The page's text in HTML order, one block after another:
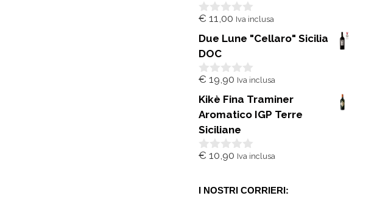
0
u
5
€ 11,00 Iva inclusa
Due Lune "Cellaro" Sicilia
DOC
0
u
5
€ 19,90 Iva inclusa
Kikè Fina Traminer
Aromatico IGP Terre
Siciliane
0
5
€ 10,90 Iva inclusa
I NOSTRI CORRIERI: